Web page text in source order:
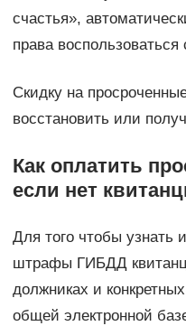
счастья»,
права воспользоваться
Скидку на
восстановить или
Как оплатить
если нет
Для того чтобы узнать
штрафы ГИБДД
должниках и
общей электронной